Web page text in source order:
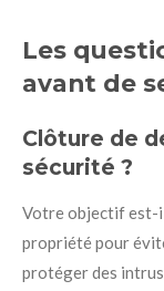
Les
avant de
Clôture de
sécurité ?
Votre objectif est-
propriété pour
protéger des